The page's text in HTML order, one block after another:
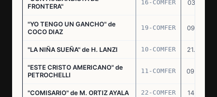
FRONTERA"
16-COMFER 03.12.74
"YO TENGO UN GANCHO" de
COCO DIAZ
19-COMFER 09.01.75
"LA NIÑA SUEÑA" de H. LANZI 10-COMFER 21.03.75
"ESTE CRISTO AMERICANO" de
PETROCHELLI
11-COMFER 09.04.75
"COMISARIO" de M. ORTIZ AYALA 22-COMFER 14.07.75